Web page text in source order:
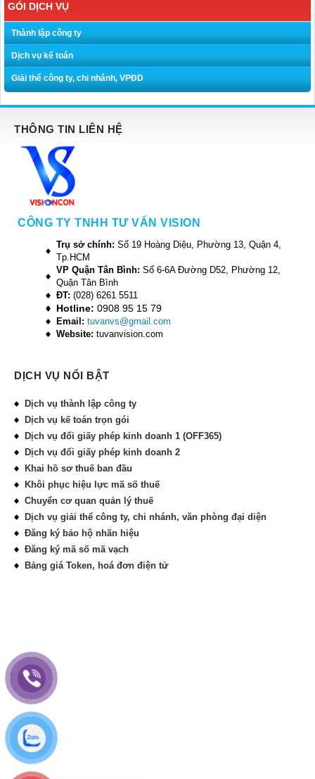
GÓI DỊCH VỤ
Thành lập công ty
Dịch vụ kế toán
Giải thể công ty, chi nhánh, VPĐD
THÔNG TIN LIÊN HỆ
CÔNG TY TNHH TƯ VẤN VISION
Trụ sở chính: Số 19 Hoàng Diệu, Phường 13, Quận 4,
Tp.HCM
VP Quận Tân Bình: Số 6-6A Đường D52, Phường 12,
Quận Tân Bình
ĐT: (028) 6261 5511
Hotline: 0908 95 15 79
Email: tuvanvs@gmail.com
Website: tuvanvision.com
DỊCH VỤ NỔI BẬT
Dịch vụ thành lập công ty
Dịch vụ kế toán trọn gói
Dịch vụ đổi giấy phép kinh doanh 1 (OFF365)
Dịch vụ đổi giấy phép kinh doanh 2
Khai hồ sơ thuế ban đầu
Khôi phục hiệu lực mã số thuế
Chuyển cơ quan quản lý thuế
Dịch vụ giải thể công ty, chi nhánh, văn phòng đại diện
Đăng ký bảo hộ nhãn hiệu
Đăng ký mã số mã vạch
Bảng giá Token, hoá đơn điện tử